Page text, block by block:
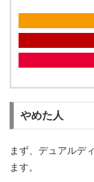
やめた人
まず、デュアルデ
ます。